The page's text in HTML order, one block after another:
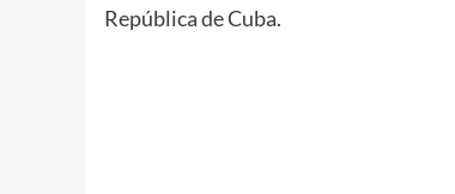
República de Cuba.